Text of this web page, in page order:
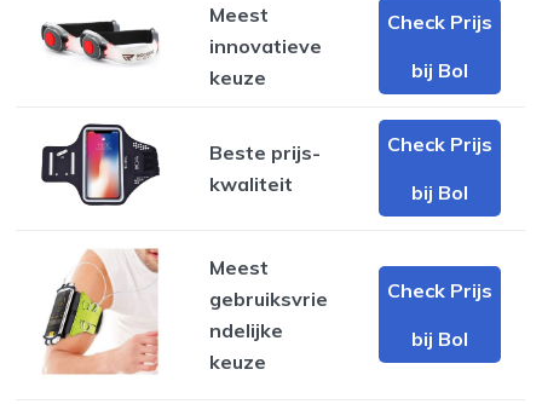
Meest
innovatieve
keuze
Check Prijs
bij Bol
Beste prijs-
kwaliteit
Check Prijs
bij Bol
Meest
gebruiksvrie
ndelijke
keuze
Check Prijs
bij Bol